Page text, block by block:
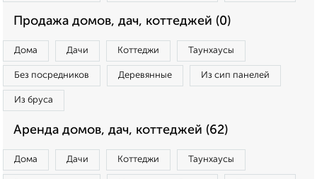
Продажа домов, дач, коттеджей (0)
Дома Дачи Коттеджи Таунхаусы
Без посредников Деревянные Из сип панелей
Из бруса
Аренда домов, дач, коттеджей (62)
Дома Дачи Коттеджи Таунхаусы